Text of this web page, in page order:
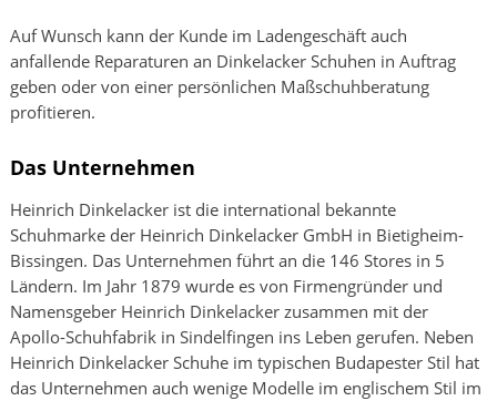
Auf Wunsch kann der Kunde im Ladengeschäft auch
anfallende Reparaturen an Dinkelacker Schuhen in Auftrag
geben oder von einer persönlichen Maßschuhberatung
profitieren.
Das Unternehmen
Heinrich Dinkelacker ist die international bekannte
Schuhmarke der Heinrich Dinkelacker GmbH in Bietigheim-
Bissingen. Das Unternehmen führt an die 146 Stores in 5
Ländern. Im Jahr 1879 wurde es von Firmengründer und
Namensgeber Heinrich Dinkelacker zusammen mit der
Apollo-Schuhfabrik in Sindelfingen ins Leben gerufen. Neben
Heinrich Dinkelacker Schuhe im typischen Budapester Stil hat
das Unternehmen auch wenige Modelle im englischem Stil im